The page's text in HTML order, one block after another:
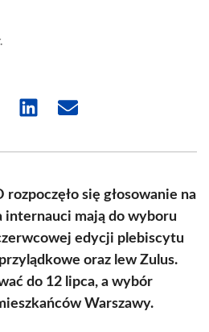
Share Share
się głosowanie na
internauci mają do wyboru
edycji plebiscytu
oraz lew Zulus.
do 12 lipca, a wybór
Warszawy.